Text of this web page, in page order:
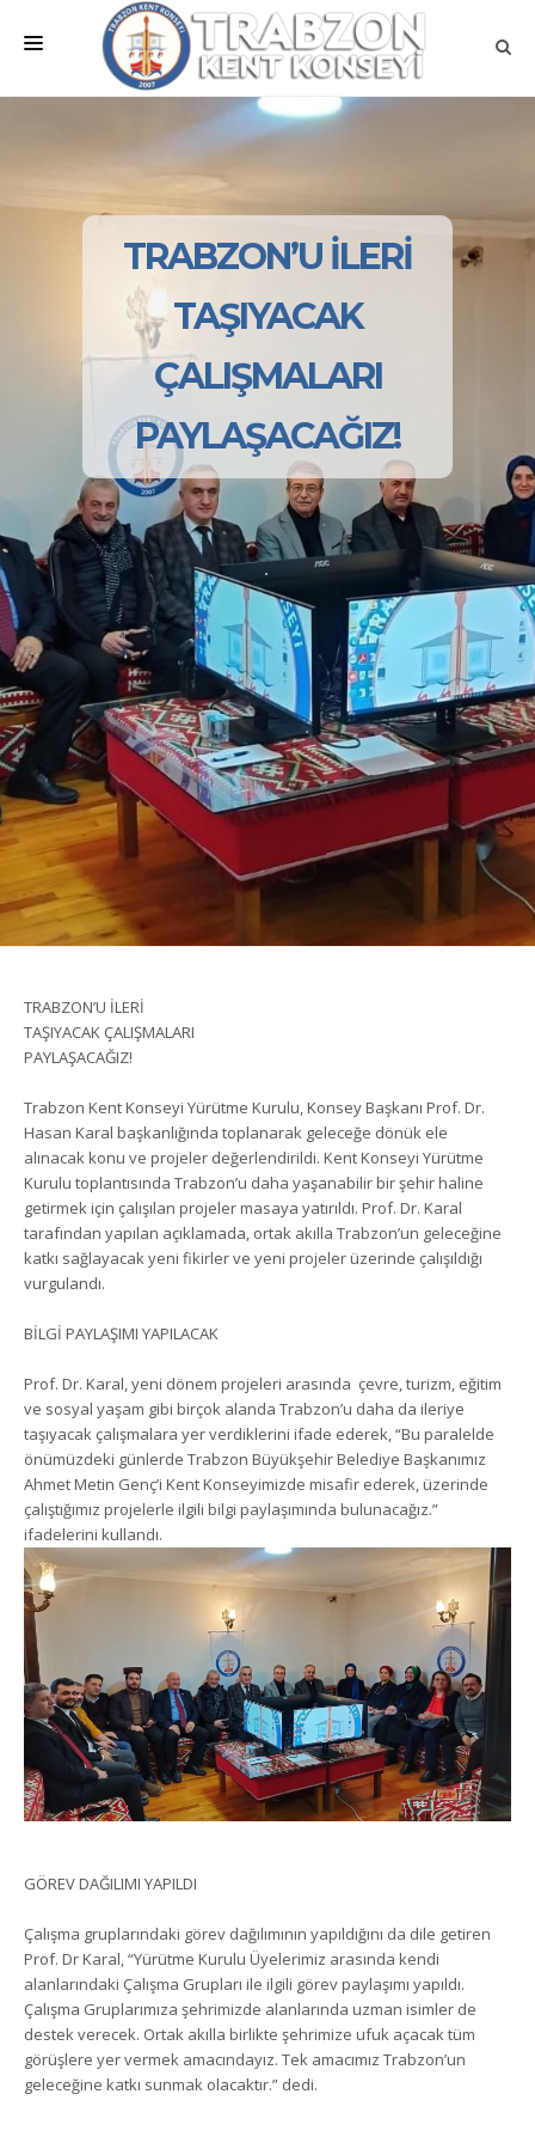
MEVZUATLAR
ÇALIŞMA GRUPLARI
TRABZON’U İLERİ
TAŞIYACAK
ÇALIŞMALARI
PAYLAŞACAĞIZ!
TRABZON’U İLERİ
TAŞIYACAK ÇALIŞMALARI
PAYLAŞACAĞIZ!
Trabzon Kent Konseyi Yürütme Kurulu, Konsey Başkanı Prof. Dr.
Hasan Karal başkanlığında toplanarak geleceğe dönük ele
alınacak konu ve projeler değerlendirildi. Kent Konseyi Yürütme
Kurulu toplantısında Trabzon’u daha yaşanabilir bir şehir haline
getirmek için çalışılan projeler masaya yatırıldı. Prof. Dr. Karal
tarafından yapılan açıklamada, ortak akılla Trabzon’un geleceğine
katkı sağlayacak yeni fikirler ve yeni projeler üzerinde çalışıldığı
vurgulandı.
BİLGİ PAYLAŞIMI YAPILACAK
Prof. Dr. Karal, yeni dönem projeleri arasında çevre, turizm, eğitim
ve sosyal yaşam gibi birçok alanda Trabzon’u daha da ileriye
taşıyacak çalışmalara yer verdiklerini ifade ederek, “Bu paralelde
önümüzdeki günlerde Trabzon Büyükşehir Belediye Başkanımız
Ahmet Metin Genç’i Kent Konseyimizde misafir ederek, üzerinde
çalıştığımız projelerle ilgili bilgi paylaşımında bulunacağız.”
ifadelerini kullandı.
GÖREV DAĞILIMI YAPILDI
Çalışma gruplarındaki görev dağılımının yapıldığını da dile getiren
Prof. Dr Karal, “Yürütme Kurulu Üyelerimiz arasında kendi
alanlarındaki Çalışma Grupları ile ilgili görev paylaşımı yapıldı.
Çalışma Gruplarımıza şehrimizde alanlarında uzman isimler de
destek verecek. Ortak akılla birlikte şehrimize ufuk açacak tüm
görüşlere yer vermek amacındayız. Tek amacımız Trabzon’un
geleceğine katkı sunmak olacaktır.” dedi.